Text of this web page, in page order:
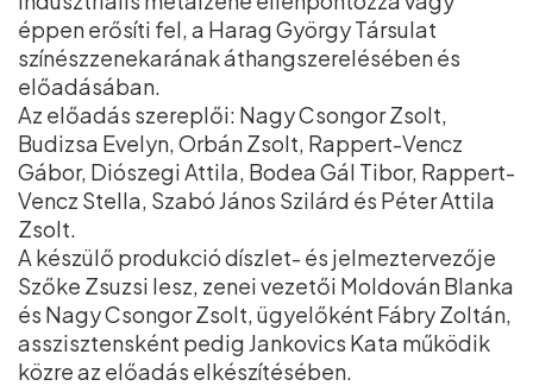
éppen erősíti fel, a Harag György Társulat
színészzenekarának áthangszerelésében és
előadásában.
Az előadás szereplői: Nagy Csongor Zsolt,
Budizsa Evelyn, Orbán Zsolt, Rappert-Vencz
Gábor, Diószegi Attila, Bodea Gál Tibor, Rappert-
Vencz Stella, Szabó János Szilárd és Péter Attila
Zsolt.
A készülő produkció díszlet- és jelmeztervezője
Szőke Zsuzsi lesz, zenei vezetői Moldován Blanka
és Nagy Csongor Zsolt, ügyelőként Fábry Zoltán,
asszisztensként pedig Jankovics Kata működik
közre az előadás elkészítésében.